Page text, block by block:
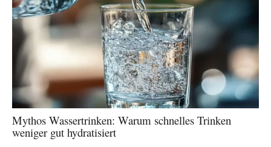
Mythos Wassertrinken: Warum schnelles Trinken
weniger gut hydratisiert